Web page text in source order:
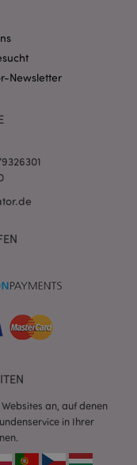
Newsletter
an, auf denen
in Ihrer
.www.puckator.de
www.puckator.de
Adobe Inc.
www.puckator.de